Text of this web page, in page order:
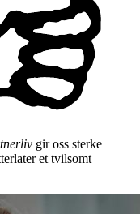
gir oss sterke
et tvilsomt